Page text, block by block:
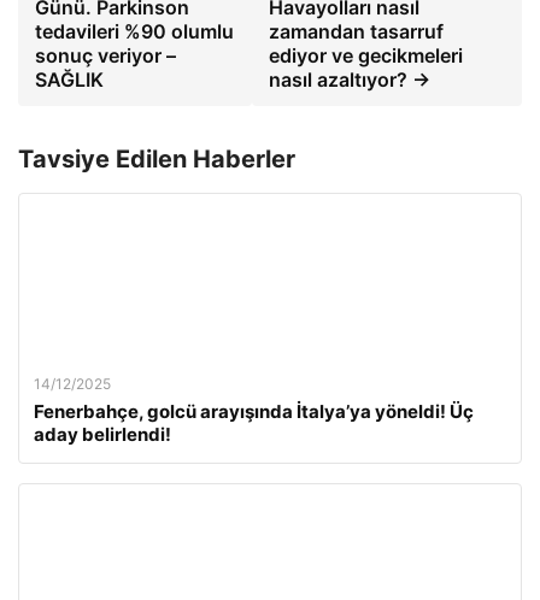
Günü. Parkinson
tedavileri %90 olumlu
sonuç veriyor –
SAĞLIK
Havayolları nasıl
zamandan tasarruf
ediyor ve gecikmeleri
nasıl azaltıyor? →
Tavsiye Edilen Haberler
14/12/2025
Fenerbahçe, golcü arayışında İtalya’ya yöneldi! Üç
aday belirlendi!